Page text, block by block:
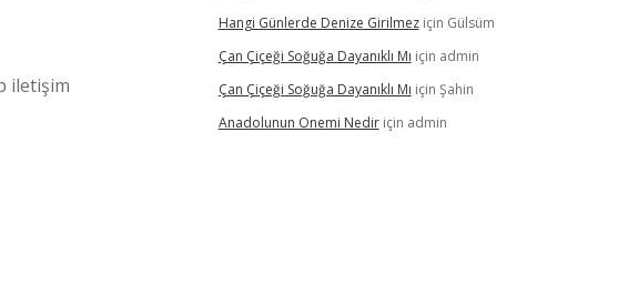
iletişim
Hangi Günlerde Denize Girilmeziçin Gülsüm
Çan Çiçeği Soğuğa Dayanıklı Mı için admin
Çan Çiçeği Soğuğa Dayanıklı Mı için Şahin
Anadolunun Onemi Nediriçin admin